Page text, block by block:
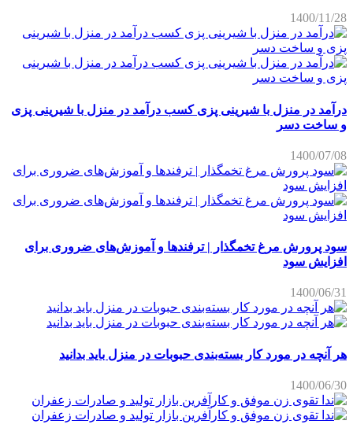
1400/11/28
درآمد در منزل با شیرینی پزی کسب درآمد در منزل با شیرینی پزی
و ساخت دسر
1400/07/08
سود پرورش مرغ تخمگذار | ترفندها و آموزش‌های ضروری برای
افزایش سود
1400/06/31
هر آنچه در مورد کار بسته‌بندی حبوبات در منزل باید بدانید
1400/06/30